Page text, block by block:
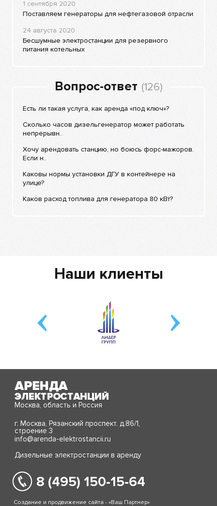
1 сентября 2020
Поставляем генераторы для нефтегазовой отрасли
24 августа 2020
Бесшумные электростанции для резервного
питания котельных
Вопрос-ответ (126)
Есть ли такая услуга, как аренда «под ключ»?
Сколько часов дизельгенератор может работать
непрерывн..
Хочу арендовать станцию, но боюсь форс-мажоров.
Если н..
Каковы нормы установки ДГУ в контейнере на
улице?
Каков расход топлива для генератора 80 кВт?
Наши клиенты
Москва, область и Россия
г. Москва, Рязанский проспект. д.86/1,
строение 3
info@arenda-elektrostancii.ru
Дизельные электростанции в аренду
8 (495) 150-15-64
Создание и продвижение сайта - «Ваш Партнер»